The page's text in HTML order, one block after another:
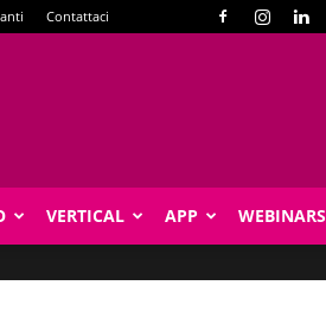
Contattaci
VERTICAL APP WEBINARS